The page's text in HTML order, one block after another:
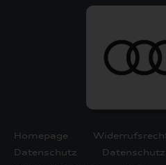
Homepage
Datenschutz